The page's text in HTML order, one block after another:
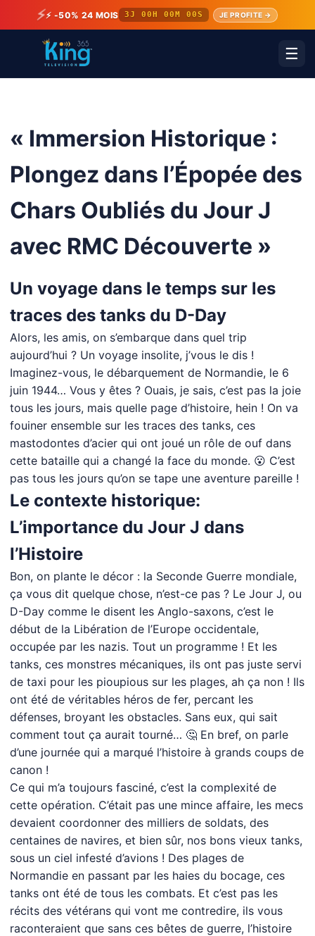
⚡⚡ -50% 24 MOIS 3J 00H 00M 00S JE PROFITE →
☰
« Immersion Historique :
Plongez dans l’Épopée des
Chars Oubliés du Jour J
avec RMC Découverte »
Un voyage dans le temps sur les
traces des tanks du D-Day
Alors, les amis, on s’embarque dans quel trip
aujourd’hui ? Un voyage insolite, j’vous le dis !
Imaginez-vous, le débarquement de Normandie, le 6
juin 1944… Vous y êtes ? Ouais, je sais, c’est pas la joie
tous les jours, mais quelle page d’histoire, hein ! On va
fouiner ensemble sur les traces des tanks, ces
mastodontes d’acier qui ont joué un rôle de ouf dans
cette bataille qui a changé la face du monde. 😮 C’est
pas tous les jours qu’on se tape une aventure pareille !
Le contexte historique:
L’importance du Jour J dans
l’Histoire
Bon, on plante le décor : la Seconde Guerre mondiale,
ça vous dit quelque chose, n’est-ce pas ? Le Jour J, ou
D-Day comme le disent les Anglo-saxons, c’est le
début de la Libération de l’Europe occidentale,
occupée par les nazis. Tout un programme ! Et les
tanks, ces monstres mécaniques, ils ont pas juste servi
de taxi pour les pioupious sur les plages, ah ça non ! Ils
ont été de véritables héros de fer, percant les
défenses, broyant les obstacles. Sans eux, qui sait
comment tout ça aurait tourné… 🤔 En bref, on parle
d’une journée qui a marqué l’histoire à grands coups de
canon !
Ce qui m’a toujours fasciné, c’est la complexité de
cette opération. C’était pas une mince affaire, les mecs
devaient coordonner des milliers de soldats, des
centaines de navires, et bien sûr, nos bons vieux tanks,
sous un ciel infesté d’avions ! Des plages de
Normandie en passant par les haies du bocage, ces
tanks ont été de tous les combats. Et c’est pas les
récits des vétérans qui vont me contredire, ils vous
raconteraient que sans ces bêtes de guerre, l’histoire